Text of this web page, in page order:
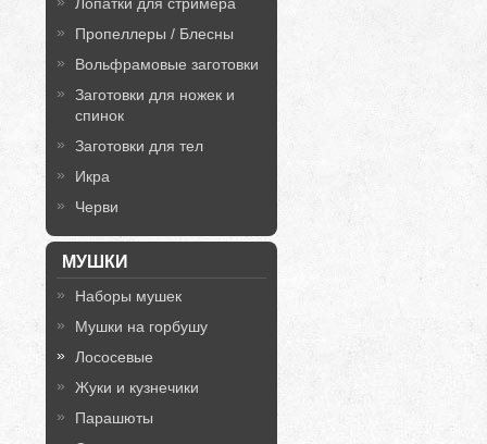
Пропеллеры / Блесны
Вольфрамовые заготовки
Заготовки для ножек и
спинок
Заготовки для тел
Икра
Черви
МУШКИ
Наборы мушек
Мушки на горбушу
Лососевые
Жуки и кузнечики
Парашюты